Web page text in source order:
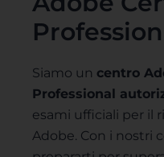
Siamo un centro
Professional
esami ufficiali per il
Adobe. Con i nostri